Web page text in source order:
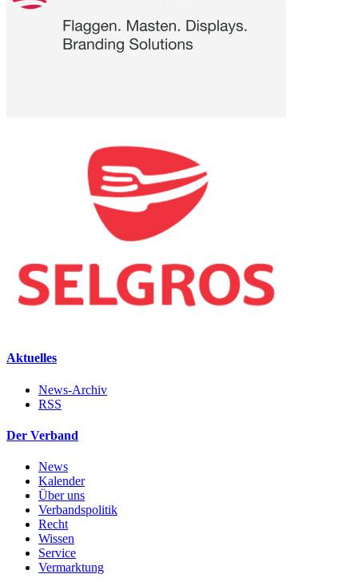
Aktuelles
News-Archiv
RSS
Der Verband
News
Kalender
Über uns
Verbandspolitik
Recht
Wissen
Service
Vermarktung